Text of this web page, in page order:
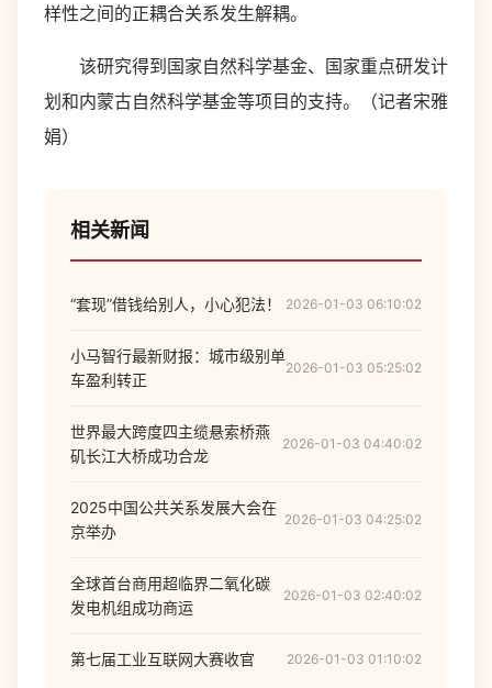
样性之间的正耦合关系发生解耦。
该研究得到国家自然科学基金、国家重点研发计
划和内蒙古自然科学基金等项目的支持。（记者宋雅
娟）
相关新闻
“套现”借钱给别人，小心犯法！ 2026-01-03 06:10:02
小马智行最新财报：城市级别单
车盈利转正
2026-01-03 05:25:02
世界最大跨度四主缆悬索桥燕
矶长江大桥成功合龙
2026-01-03 04:40:02
2025中国公共关系发展大会在
京举办
2026-01-03 04:25:02
全球首台商用超临界二氧化碳
发电机组成功商运
2026-01-03 02:40:02
第七届工业互联网大赛收官 2026-01-03 01:10:02